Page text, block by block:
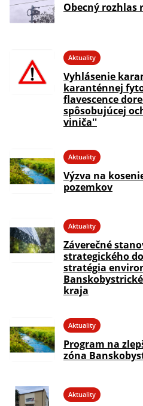
Obecný rozhlas
Aktuality
Vyhlásenie
karanténnej
flavescence
spôsobujúcej
viniča''
Aktuality
Výzva na
pozemkov
Aktuality
Záverečné
strategického
stratégia
kraja
Aktuality
Program na
zóna
Aktuality